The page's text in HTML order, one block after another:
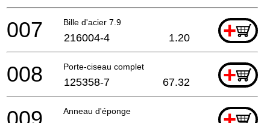
Bille d'acier 7.9 +
007 216004-4 1.20
Porte-ciseau complet +
008 125358-7 67.32
Anneau d'éponge